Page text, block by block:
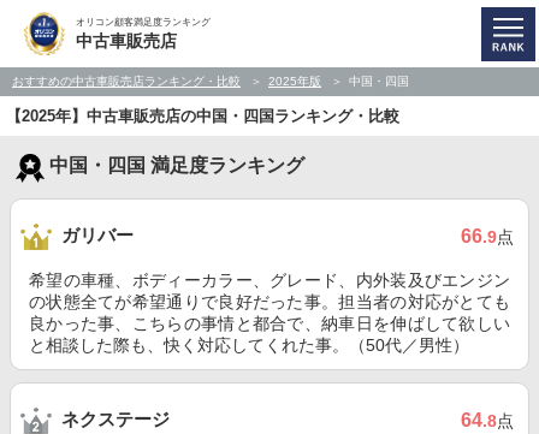
オリコン顧客満足度ランキング
中古車販売店
おすすめの中古車販売店ランキング・比較 2025年版 中国・四国
【2025年】中古車販売店の中国・四国ランキング・比較
中国・四国 満足度ランキング
ガリバー 66.9点
希望の車種、ボディーカラー、グレード、内外装及びエンジン
の状態全てが希望通りで良好だった事。担当者の対応がとても
良かった事、こちらの事情と都合で、納車日を伸ばして欲しい
と相談した際も、快く対応してくれた事。（50代／男性）
ネクステージ 64.8点